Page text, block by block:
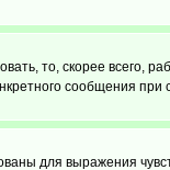
то, скорее всего,
сообщения при
для выражения